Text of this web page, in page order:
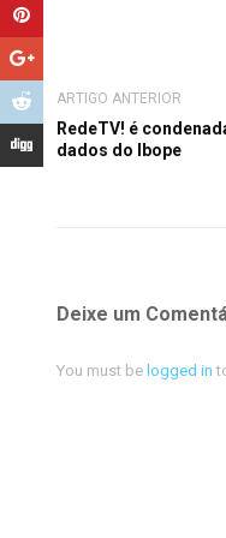
ARTIGO ANTERIOR
RedeTV! é
dados do Ibope
Deixe um
You must be logged in